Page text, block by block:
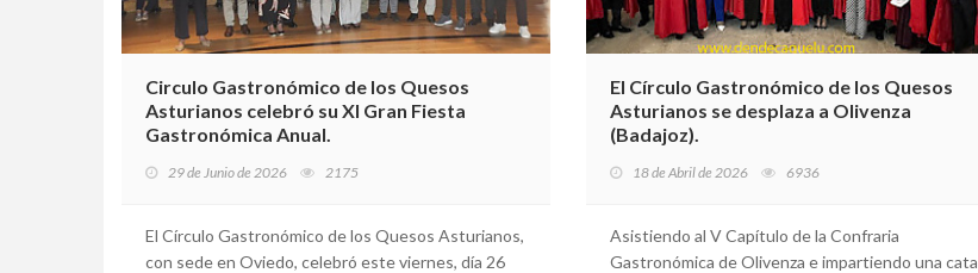
Circulo Gastronómico de los Quesos
Asturianos celebró su XI Gran Fiesta
Gastronómica Anual.
29 de Junio de 2026 2175
El Círculo Gastronómico de los Quesos Asturianos,
con sede en Oviedo, celebró este viernes, día 26
El Círculo Gastronómico de los Quesos
Asturianos se desplaza a Olivenza
(Badajoz).
18 de Abril de 2026 6936
Asistiendo al V Capítulo de la Confraria
Gastronómica de Olivenza e impartiendo una cata